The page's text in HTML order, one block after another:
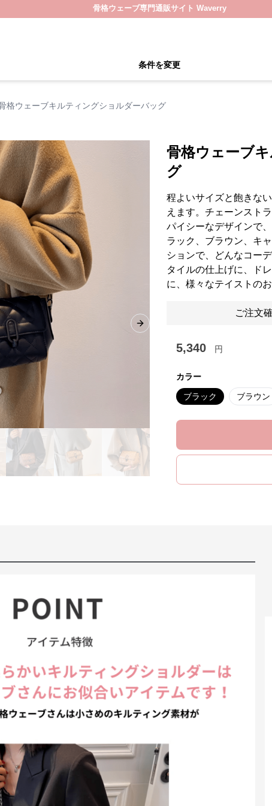
骨格ウェーブ専門通販サイト Waverry
条件を変更
格ウェーブキルティングショルダーバッグ
Next slide
骨格ウェーブ
グ
程よいサイズと飽きな
えます。チェーンスト
パイシーなデザインで
ラック、ブラウン、キ
ションで、どんなコー
タイルの仕上げに、ド
に、様々なテイストの
ご注文
5,340 円
カラー
ブラック ブラウン